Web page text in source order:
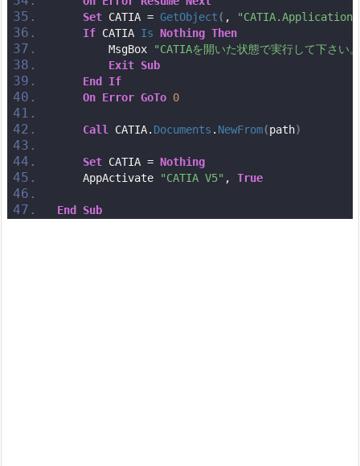
Set CATIA = GetObject( , "CATIA.Application"
If CATIA Is Nothing Then
        MsgBox
"CATIAを開いた状態で実行して下さい
Exit Sub
End
If
On Error GoTo 0
Call CATIA. Documents . NewFrom(path)
Set CATIA = Nothing
    AppActivate
"CATIA V5" , True
End Sub